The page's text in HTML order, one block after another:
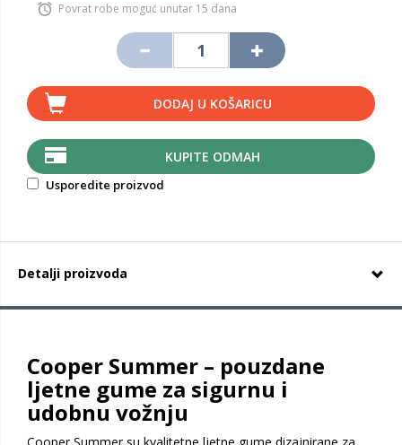
Povrat robe moguć unutar 15 dana
DODAJ U KOŠARICU
KUPITE ODMAH
Usporedite proizvod
Detalji proizvoda
Cooper Summer – pouzdane
ljetne gume za sigurnu i
udobnu vožnju